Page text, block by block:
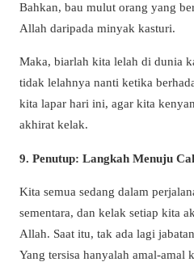
Bahkan, bau mulut orang yang
Allah daripada minyak kasturi.
Maka, biarlah kita lelah di dunia
tidak lelahnya nanti ketika
kita lapar hari ini, agar kita
akhirat kelak.
9. Penutup: Langkah Menuju
Kita semua sedang dalam
sementara, dan kelak setiap kita
Allah. Saat itu, tak ada lagi
Yang tersisa hanyalah amal-amal